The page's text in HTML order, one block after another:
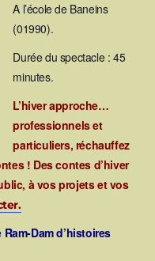
A l’école de Baneins
(01990).
Durée du spectacle : 45
minutes.
L’hiver approche…
professionnels et
particuliers, réchauffez
! Des contes d’hiver
à vos projets et vos
Dam d’histoires